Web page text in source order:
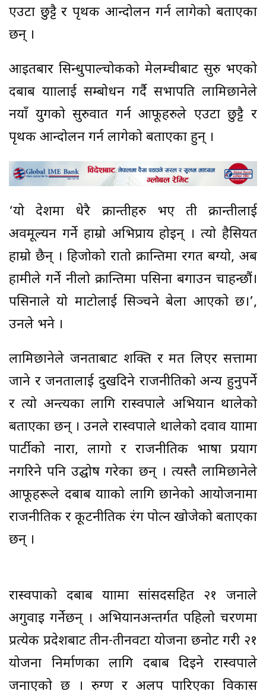
एउटा छुट्टै र पृथक आन्दोलन गर्न लागेको बताएका
छन् ।
आइतबार सिन्धुपाल्चोकको मेलम्चीबाट सुरु भएको
दबाब यात्रालाई सम्बोधन गर्दै सभापति लामिछानेले
नयाँ युगको सुरुवात गर्न आफूहरुले एउटा छुट्टै र
पृथक आन्दोलन गर्न लागेको बताएका हुन् ।
‘यो देशमा धेरै क्रान्तीहरु भए ती क्रान्तीलाई
अवमूल्यन गर्ने हाम्रो अभिप्राय होइन् । त्यो हैसियत
हाम्रो छैन् । हिजोको रातो क्रान्तिमा रगत बग्यो, अब
हामीले गर्ने नीलो क्रान्तिमा पसिना बगाउन चाहन्छौं।
पसिनाले यो माटोलाई सिञ्चने बेला आएको छ।’,
उनले भने ।
लामिछानेले जनताबाट शक्ति र मत लिएर सत्तामा
जाने र जनतालाई दुखदिने राजनीतिको अन्य हुनुपर्ने
र त्यो अन्त्यका लागि रास्वपाले अभियान थालेको
बताएका छन् । उनले रास्वपाले थालेको दवाव यात्रामा
पार्टीको नारा, लागो र राजनीतिक भाषा प्रयाग
नगरिने पनि उद्घोष गरेका छन् । त्यस्तै लामिछानेले
आफूहरूले दबाब यात्राको लागि छानेको आयोजनामा
राजनीतिक र कूटनीतिक रंग पोत्न खोजेको बताएका
छन् ।
रास्वपाको दबाब यात्रामा सांसदसहित २१ जनाले
अगुवाइ गर्नेछन् । अभियानअन्तर्गत पहिलो चरणमा
प्रत्येक प्रदेशबाट तीन-तीनवटा योजना छनोट गरी २१
योजना निर्माणका लागि दबाब दिइने रास्वपाले
जनाएको छ । रुग्ण र अलपत्र पारिएका विकास